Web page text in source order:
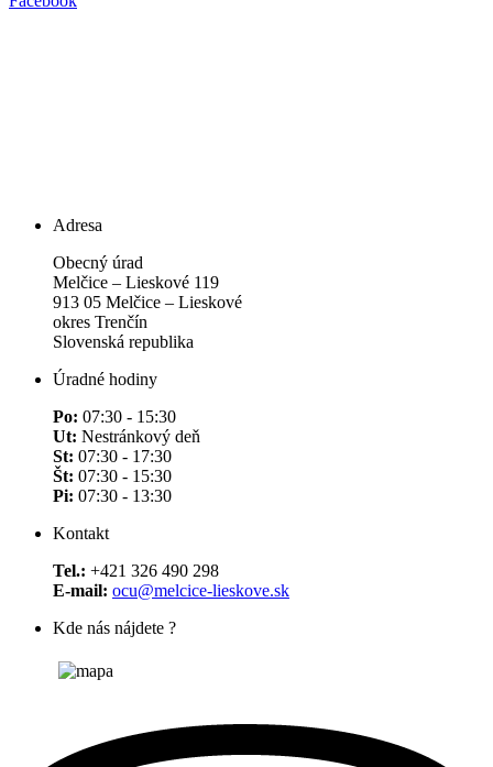
Adresa
Obecný úrad
Melčice – Lieskové 119
913 05 Melčice – Lieskové
okres Trenčín
Slovenská republika
Úradné hodiny
Po: 07:30 - 15:30
Ut: Nestránkový deň
St: 07:30 - 17:30
Št: 07:30 - 15:30
Pi: 07:30 - 13:30
Kontakt
Tel.: +421 326 490 298
E-mail: ocu@melcice-lieskove.sk
Kde nás nájdete ?